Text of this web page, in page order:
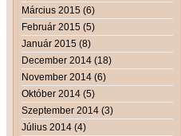
Március 2015 (6)
Február 2015 (5)
Január 2015 (8)
December 2014 (18)
November 2014 (6)
Október 2014 (5)
Szeptember 2014 (3)
Július 2014 (4)